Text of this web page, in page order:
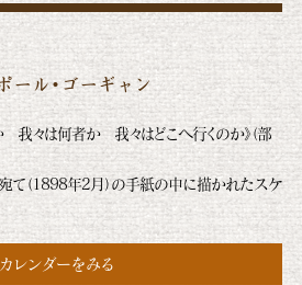
ール・ゴーギャン
我々は何者か 我々はどこへ行くのか》（部
宛て（1898年2月）の手紙の中に描かれたスケ
カレンダーをみる